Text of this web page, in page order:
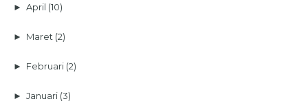
►April (10)
► Maret (2)
► Februari (2)
►Januari (3)